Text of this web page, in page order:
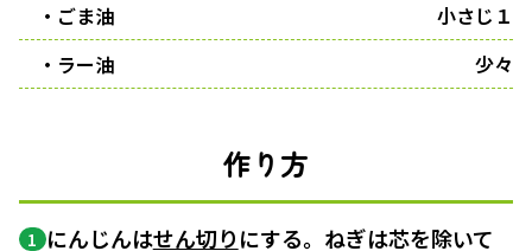
・ごま油
小さじ１
・ラー油
少々
作り方
1 にんじんはせん切りにする。ねぎは芯を除いて